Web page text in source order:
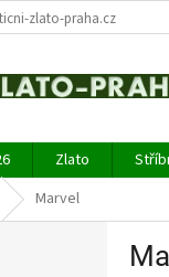
zlato-praha.cz
Zlato
Marvel